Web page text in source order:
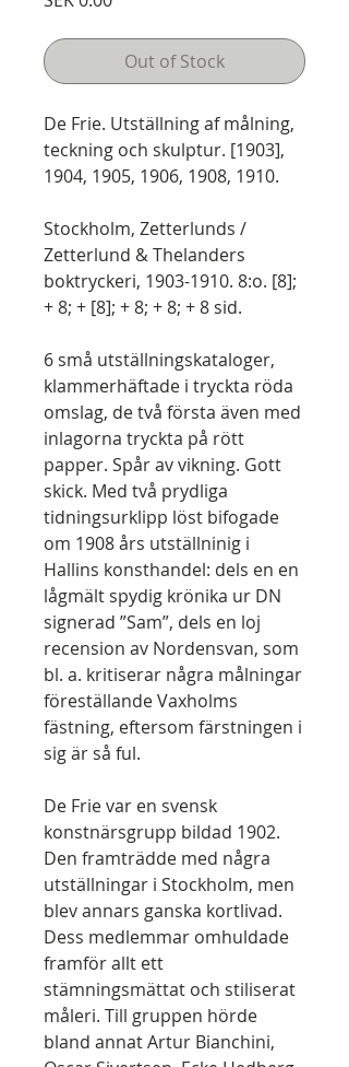
Out of Stock
De Frie. Utställning af målning,
teckning och skulptur. [1903],
1904, 1905, 1906, 1908, 1910.
Stockholm, Zetterlunds /
Zetterlund & Thelanders
boktryckeri, 1903-1910. 8:o. [8];
+ 8; + [8]; + 8; + 8; + 8 sid.
6 små utställningskataloger,
klammerhäftade i tryckta röda
omslag, de två första även med
inlagorna tryckta på rött
papper. Spår av vikning. Gott
skick. Med två prydliga
tidningsurklipp löst bifogade
om 1908 års utställninig i
Hallins konsthandel: dels en en
lågmält spydig krönika ur DN
signerad ”Sam”, dels en loj
recension av Nordensvan, som
bl. a. kritiserar några målningar
föreställande Vaxholms
fästning, eftersom färstningen i
sig är så ful.
De Frie var en svensk
konstnärsgrupp bildad 1902.
Den framträdde med några
utställningar i Stockholm, men
blev annars ganska kortlivad.
Dess medlemmar omhuldade
framför allt ett
stämningsmättat och stiliserat
måleri. Till gruppen hörde
bland annat Artur Bianchini,